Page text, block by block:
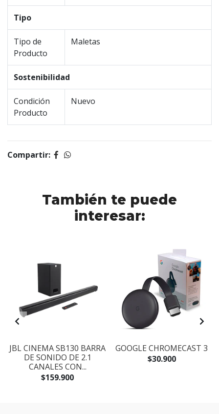
Tipo
Tipo de
Producto
Maletas
Sostenibilidad
Condición
Producto
Nuevo
Compartir:
También te puede
interesar:
JBL CINEMA SB130 BARRA
DE SONIDO DE 2.1
CANALES CON...
$159.900
GOOGLE CHROMECAST 3
$30.900